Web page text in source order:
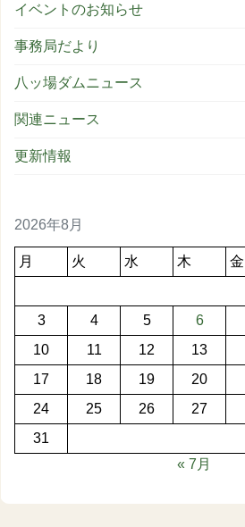
イベントのお知らせ
事務局だより
八ッ場ダムニュース
関連ニュース
更新情報
2026年8月
月 火 水 木 金
3
4 5 6
10
11 12 13
17
18 19 20
24
25 26 27
31
« 7月